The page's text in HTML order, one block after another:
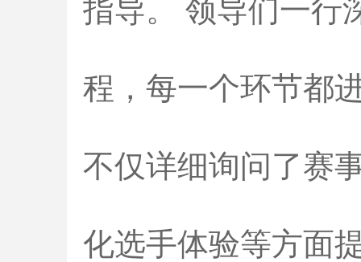
指导。 领导们一行
程，每一个环节都
不仅详细询问了赛
化选手体验等方面